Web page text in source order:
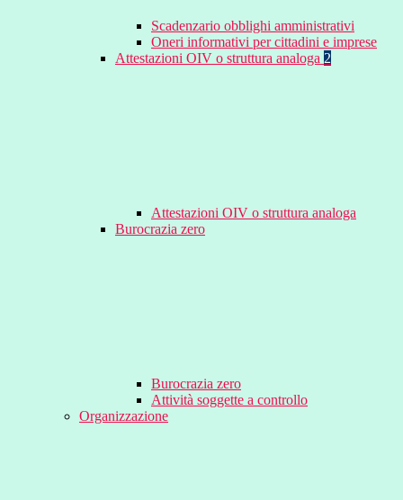
Scadenzario obblighi amministrativi
Oneri informativi per cittadini e imprese
Attestazioni OIV o struttura analoga 2
Attestazioni OIV o struttura analoga
Burocrazia zero
Burocrazia zero
Attività soggette a controllo
Organizzazione